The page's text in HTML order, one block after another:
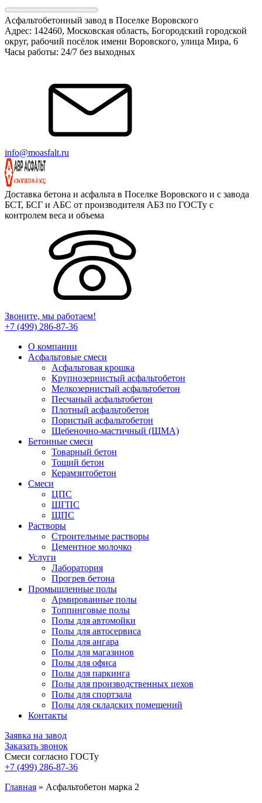
Асфальтобетонный завод в Поселке Воровского
Адрес: 142460, Московская область, Богородский городской
округ, рабочий посёлок имени Воровского, улица Мира, 6
Часы работы: 24/7 без выходных
info@moasfalt.ru
Доставка бетона и асфальта в Поселке Воровского и с завода
БСТ, БСГ и АБС от производителя АБЗ по ГОСТу с
контролем веса и объема
Звоните, мы работаем!
+7 (499) 286-87-36
О компании
Асфальтовые смеси
Асфальтовая крошка
Крупнозернистый асфальтобетон
Мелкозернистый асфальтобетон
Песчаный асфальтобетон
Плотный асфальтобетон
Пористый асфальтобетон
Щебеночно-мастичный (ЩМА)
Бетонные смеси
Товарный бетон
Тощий бетон
Керамзитобетон
Смеси
ЦПС
ЩГПС
ЩПС
Растворы
Строительные растворы
Цементное молочко
Услуги
Лаборатория
Прогрев бетона
Промышленные полы
Армированные полы
Топпинговые полы
Полы для автомойки
Полы для автосервиса
Полы для ангара
Полы для магазинов
Полы для офиса
Полы для паркинга
Полы для производственных цехов
Полы для спортзала
Полы для складских помещений
Контакты
Заявка на завод
Заказать звонок
Смеси согласно ГОСТу
+7 (499) 286-87-36
Главная » Асфальтобетон марка 2